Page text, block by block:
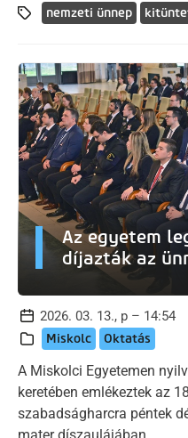
nemzeti ünnep
Az egyetem
díjazták az
2026. 03. 13., p – 14:54
Miskolc Oktatás
A Miskolci Egyetemen
keretében emlékeztek az
szabadságharcra péntek
mater díszaulájában.